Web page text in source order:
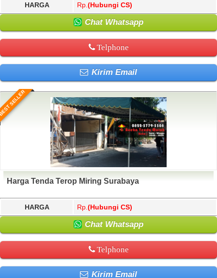
HARGA Rp. (Hubungi CS)
Chat Whatsapp
Telphone
Kirim Email
SELLER
Harga Tenda Terop Miring Surabaya
HARGA Rp. (Hubungi CS)
Chat Whatsapp
Telphone
Kirim Email